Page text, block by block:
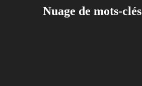
Nuage de mots-clés